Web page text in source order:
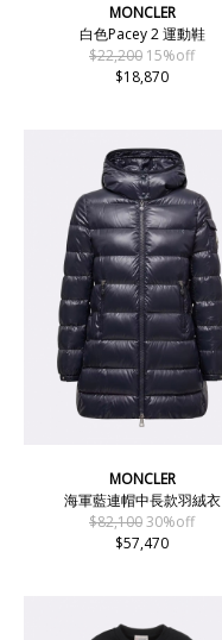
MONCLER
白色Pacey 2 運動鞋
$22,200 15%off
$18,870
MONCLER
海軍藍連帽中長款羽絨衣
$82,10030%off
$57,470